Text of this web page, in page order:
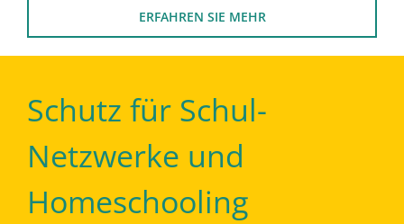
ERFAHREN SIE MEHR
Schutz für Schul-
Netzwerke und
Homeschooling